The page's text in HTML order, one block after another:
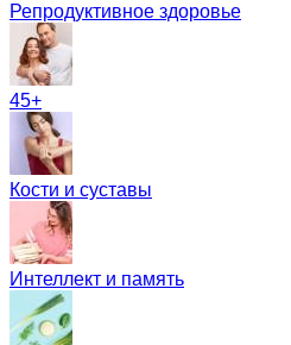
Репродуктивное здоровье
45+
Кости и суставы
Интеллект и память